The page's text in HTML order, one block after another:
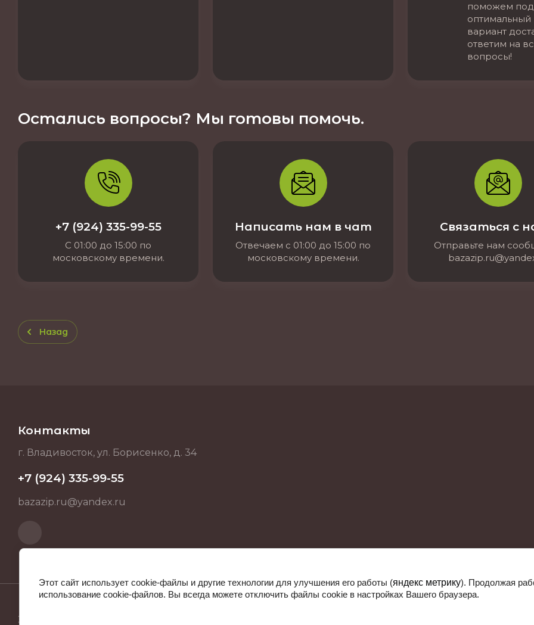
поможем
оптимальный
вариант
ответим на
вопросы!
Остались вопросы? Мы готовы помочь.
+7 (924) 335-99-55
С 01:00 до 15:00 по
московскому времени.
Написать нам в чат
Отвечаем с 01:00 до 15:00 по
московскому времени.
Связаться с
Отправьте нам
Назад
Контакты
г. Владивосток, ул. Борисенко, д. 34
+7 (924) 335-99-55
bazazip.ru@yandex.ru
2025 BAZAZIP.RU ИНН 253712512682
Этот сайт использует cookie-файлы и другие технологии для улучшения его работы (яндекс метрику). Продолжая
использование cookie-файлов. Вы всегда можете отключить файлы cookie в настройках Вашего браузера.